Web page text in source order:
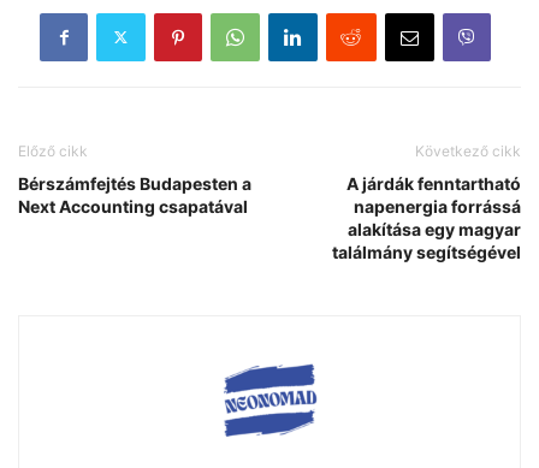
Előző cikk
Bérszámfejtés Budapesten a
Next Accounting csapatával
Következő cikk
A járdák fenntartható
napenergia forrássá
alakítása egy magyar
találmány segítségével